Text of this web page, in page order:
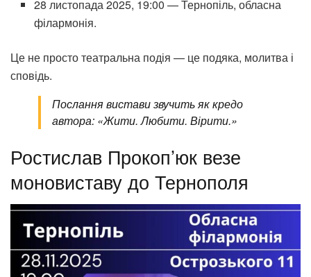
28 листопада 2025, 19:00 — Тернопіль, обласна
філармонія.
Це не просто театральна подія — це подяка, молитва і
сповідь.
Послання вистави звучить як кредо
автора: «Жити. Любити. Вірити.»
Ростислав Прокоп’юк везе
моновиставу до Тернополя